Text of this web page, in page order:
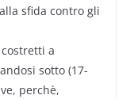
sfida contro gli
a
sotto (17-
perchè,